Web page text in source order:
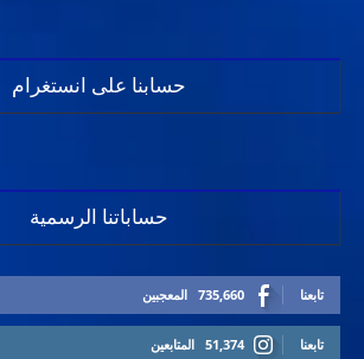
حسابنا على انستغرام
حساباتنا الرسمية
735,660 المعجبين تابعنا
51,374 المتابعين تابعنا